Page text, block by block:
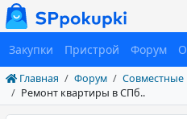
Закупки Пристрой Форум
Главная Форум Совместные
Ремонт квартиры в СПб..